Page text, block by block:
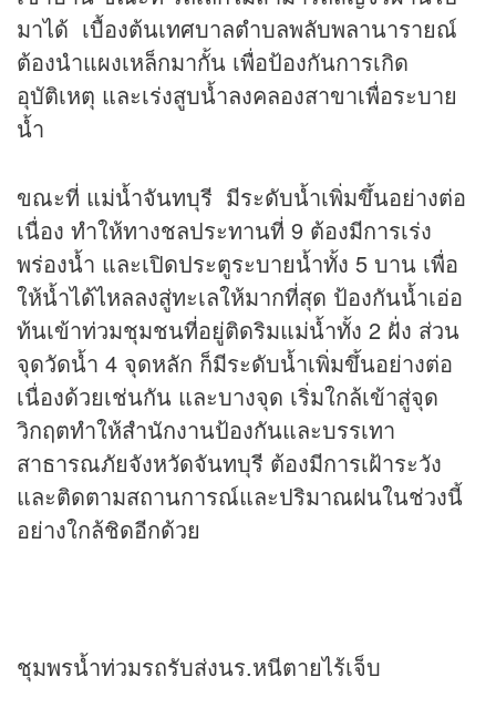
มาได้ เบื้องต้นเทศบาลตำบลพลับพลานารายณ์
ต้องนำแผงเหล็กมากั้น เพื่อป้องกันการเกิด
อุบัติเหตุ และเร่งสูบน้ำลงคลองสาขาเพื่อระบาย
น้ำ
ขณะที่ แม่น้ำจันทบุรี มีระดับน้ำเพิ่มขึ้นอย่างต่อ
เนื่อง ทำให้ทางชลประทานที่ 9 ต้องมีการเร่ง
พร่องน้ำ และเปิดประตูระบายน้ำทั้ง 5 บาน เพื่อ
ให้น้ำได้ไหลลงสู่ทะเลให้มากที่สุด ป้องกันน้ำเอ่อ
ท้นเข้าท่วมชุมชนที่อยู่ติดริมแม่น้ำทั้ง 2 ฝั่ง ส่วน
จุดวัดน้ำ 4 จุดหลัก ก็มีระดับน้ำเพิ่มขึ้นอย่างต่อ
เนื่องด้วยเช่นกัน และบางจุด เริ่มใกล้เข้าสู่จุด
วิกฤตทำให้สำนักงานป้องกันและบรรเทา
สาธารณภัยจังหวัดจันทบุรี ต้องมีการเฝ้าระวัง
และติดตามสถานการณ์และปริมาณฝนในช่วงนี้
อย่างใกล้ชิดอีกด้วย
ชุมพรน้ำท่วมรถรับส่งนร.หนีตายไร้เจ็บ